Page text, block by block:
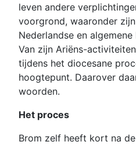
leven andere
voorgrond, waaronder
Nederlandse en
Van zijn Ariëns-
tijdens het diocesane
hoogtepunt. Daarover
woorden.
Het proces
Brom zelf heeft kort na